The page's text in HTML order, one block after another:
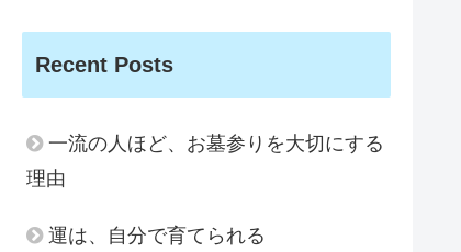
Recent Posts
一流の人ほど、お墓参りを大切にする
理由
運は、自分で育てられる